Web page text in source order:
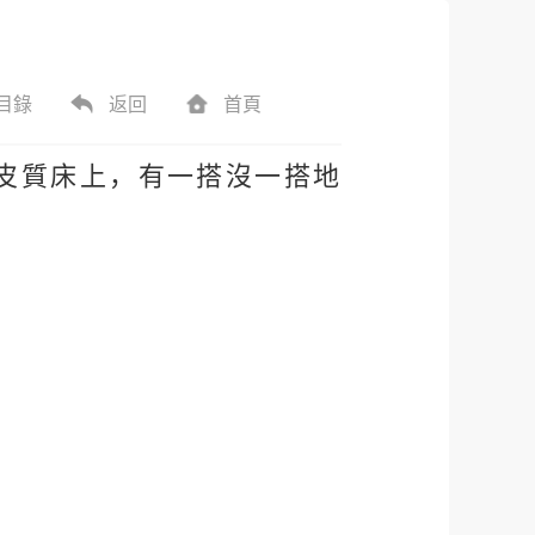
錄 返回 首頁
質床上，有一搭沒一搭地